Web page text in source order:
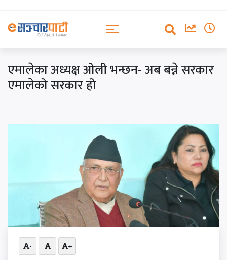
एमालेका अध्यक्ष ओली भन्छन- अब बन्ने सरकार
एमालेको सरकार हो
- +